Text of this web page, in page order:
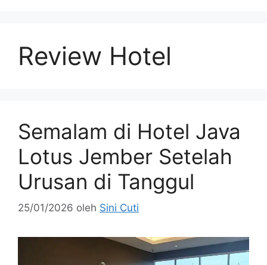
Review Hotel
Semalam di Hotel Java
Lotus Jember Setelah
Urusan di Tanggul
25/01/2026 oleh Sini Cuti